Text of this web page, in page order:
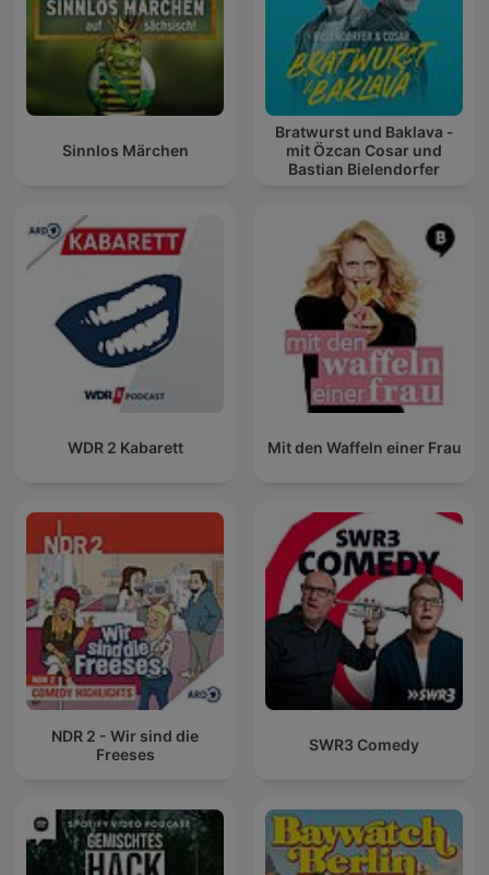
Sinnlos Märchen
Bratwurst und Baklava -
mit Özcan Cosar und
Bastian Bielendorfer
WDR 2 Kabarett Mit den Waffeln einer Frau
NDR 2 - Wir sind die
Freeses
SWR3 Comedy